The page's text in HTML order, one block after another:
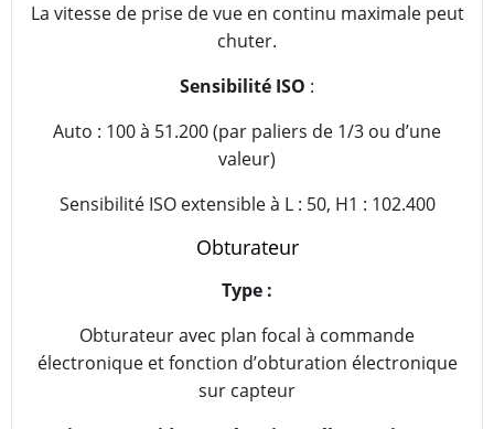
La vitesse de prise de vue en continu maximale peut
chuter.
Sensibilité ISO :
Auto : 100 à 51.200 (par paliers de 1/3 ou d’une
valeur)
Sensibilité ISO extensible à L : 50, H1 : 102.400
Obturateur
Type :
Obturateur avec plan focal à commande
électronique et fonction d’obturation électronique
sur capteur